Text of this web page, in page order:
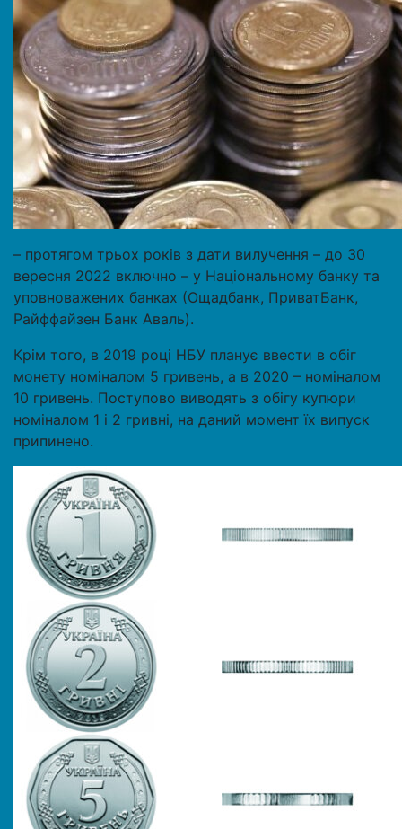
– протягом трьох років з дати вилучення – до 30
вересня 2022 включно – у Національному банку та
уповноважених банках (Ощадбанк, ПриватБанк,
Райффайзен Банк Аваль).
Крім того, в 2019 році НБУ планує ввести в обіг
монету номіналом 5 гривень, а в 2020 – номіналом
10 гривень. Поступово виводять з обігу купюри
номіналом 1 і 2 гривні, на даний момент їх випуск
припинено.